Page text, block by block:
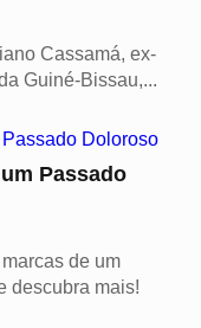
Guiné-Bissau,...
Passado
de um
descubra mais!